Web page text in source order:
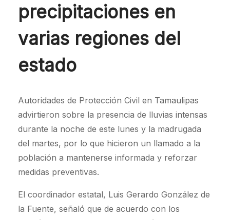
precipitaciones en
varias regiones del
estado
Autoridades de Protección Civil en Tamaulipas
advirtieron sobre la presencia de lluvias intensas
durante la noche de este lunes y la madrugada
del martes, por lo que hicieron un llamado a la
población a mantenerse informada y reforzar
medidas preventivas.
El coordinador estatal, Luis Gerardo González de
la Fuente, señaló que de acuerdo con los